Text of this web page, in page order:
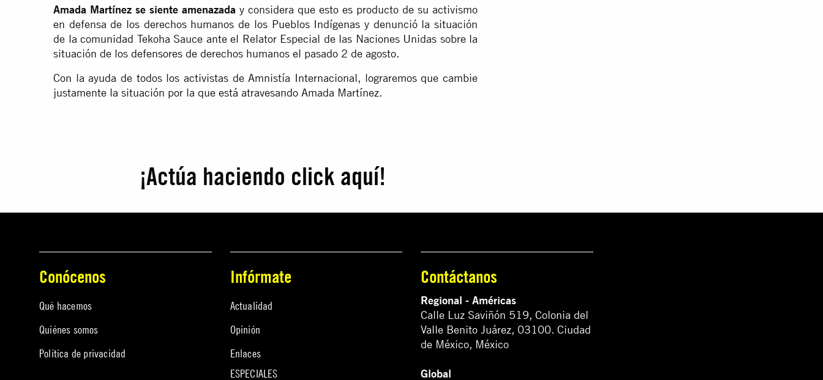
Amada Martínez se siente amenazada y considera que esto es producto de su activismo
en defensa de los derechos humanos de los Pueblos Indígenas y denunció la situación
de la comunidad Tekoha Sauce ante el Relator Especial de las Naciones Unidas sobre la
situación de los defensores de derechos humanos el pasado 2 de agosto.
Con la ayuda de todos los activistas de Amnistía Internacional, lograremos que cambie
justamente la situación por la que está atravesando Amada Martínez.
¡Actúa haciendo click aquí!
Conócenos
Qué hacemos
Quiénes somos
Política de privacidad
Infórmate
Actualidad
Opinión
Enlaces
ESPECIALES
Contáctanos
Regional - Américas
Calle Luz Saviñón 519, Colonia del
Valle Benito Juárez, 03100. Ciudad
de México, México
Global